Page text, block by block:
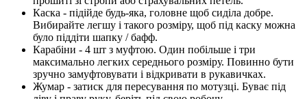
Каска - підійде будь-яка, головне щоб сиділа добре.
Вибирайте легшу і такого розміру, щоб під каску можна
було піддіти шапку / бафф.
Карабіни - 4 шт з муфтою. Один побільше і три
максимально легких середнього розміру. Повинно бути
зручно замуфтовувати і відкривати в рукавичках.
Жумар - затиск для пересування по мотузці. Буває під